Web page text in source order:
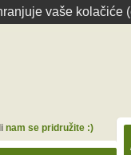
vaše kolačiće
nam se pridružite :)